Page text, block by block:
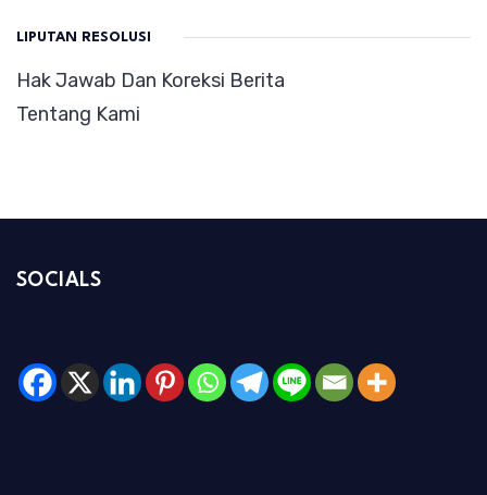
LIPUTAN RESOLUSI
Hak Jawab Dan Koreksi Berita
Tentang Kami
SOCIALS